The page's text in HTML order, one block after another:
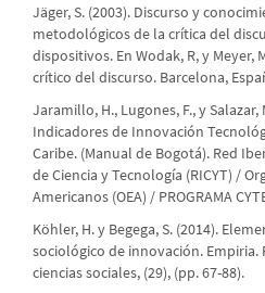
Jäger, S. (2003). Discurso y
metodológicos de la crítica del
dispositivos. En Wodak, R, y Meyer,
crítico del discurso. Barcelona,
Jaramillo, H., Lugones, F., y
Indicadores de Innovación
Caribe. (Manual de Bogotá). Red
de Ciencia y Tecnología (RICYT) /
Americanos (OEA) / PROGRAMA
Köhler, H. y Begega, S. (2014).
sociológico de innovación.
ciencias sociales, (29), (pp. 67-88).